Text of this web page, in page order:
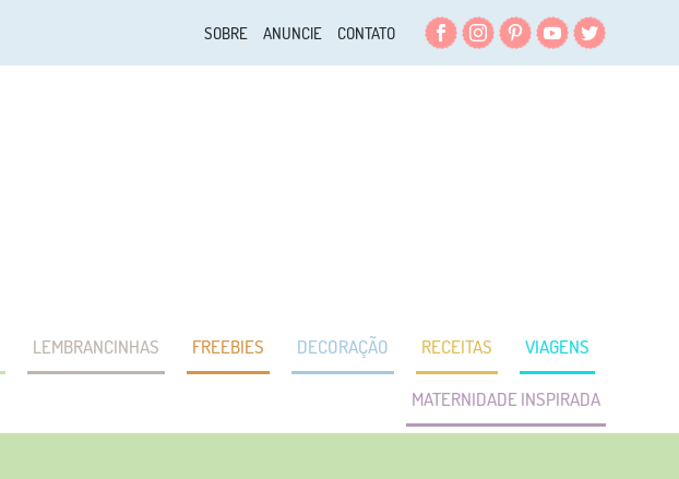
FacebookInstagram
PinterestYouTube
Twitter
SOBRE ANUNCIE CONTATO
LEMBRANCINHAS FREEBIES DECORAÇÃO RECEITAS VIAGENS
MATERNIDADE INSPIRADA